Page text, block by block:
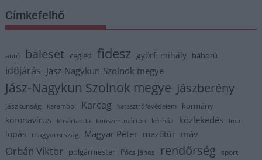
Címkefelhő
autó baleset cegléd fidesz györfi mihály háború
időjárás Jász-Nagykun-Szolnok megye
Jász-Nagykun Szolnok megye Jászberény
Jászkunság karambol Karcag katasztrófavédelem kormány
koronavírus kosárlabda kunszentmárton kórház közlekedés lmp
lopás magyarország Magyar Péter mezőtúr máv
Orbán Viktor polgármester Pócs János rendőrség sport